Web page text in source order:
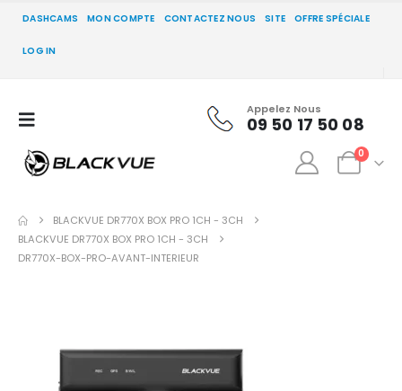
DASHCAMS MON COMPTE CONTACTEZ NOUS SITE OFFRE SPÉCIALE
LOG IN
Appelez Nous
09 50 17 50 08
0
BLACKVUE DR770X BOX PRO 1CH - 3CH
BLACKVUE DR770X BOX PRO 1CH - 3CH
DR770X-BOX-PRO-AVANT-INTERIEUR